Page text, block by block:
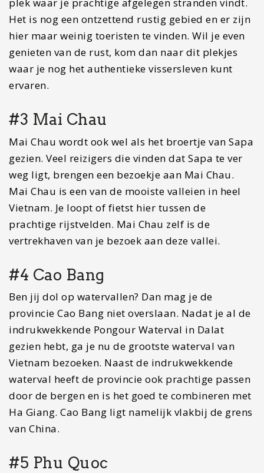
provincie Cao Bang niet overslaan. Nadat je al de
indrukwekkende Pongour Waterval in Dalat
gezien hebt, ga je nu de grootste waterval van
Vietnam bezoeken. Naast de indrukwekkende
waterval heeft de provincie ook prachtige passen
door de bergen en is het goed te combineren met
van China.
#5 Phu Quoc
Zelf ben ik van mening dat je Vietnam niet moet
bezoeken als zon en strandvakantie. Toch kun je
ook hier prachtige stranden vinden. De meest
bekende en mooiste stranden vind je dan ook in
Phu Quoc. Het ligt op de grens met Cambodja.
bovenstaande route. Er liggen hier verschillende
resorts, maar er zijn ook verschillende plekken
waar geen resorts te vinden zijn.
Hoe reizen door
Vietnam?
Ben je opzoek naar praktische informatie over
Vietnam? In deze blogstaat alles wat je moet
weten voordat je Vietnam zult bezoeken.
verschillende manieren reizen. De vier bekendste